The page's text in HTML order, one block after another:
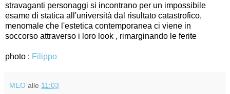
stravaganti personaggi si incontrano per un impossibile
esame di statica all'università dal risultato catastrofico,
menomale che l'estetica contemporanea ci viene in
soccorso attraverso i loro look , rimarginando le ferite
photo : Filippo
MEO alle 11:03